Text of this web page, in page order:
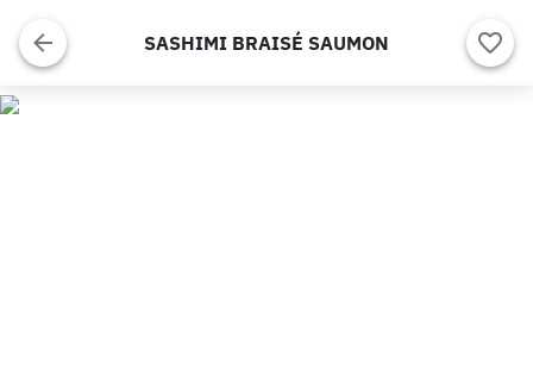
SASHIMI BRAISÉ SAUMON